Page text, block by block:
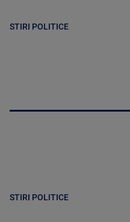
STIRI POLITICE
STIRI POLITICE